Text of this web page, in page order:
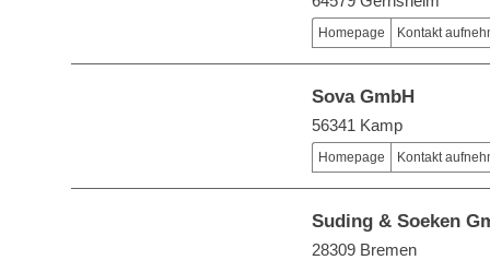
Homepage Kontakt
Sova GmbH
56341 Kamp
Homepage Kontakt
Suding & Soeken
28309 Bremen